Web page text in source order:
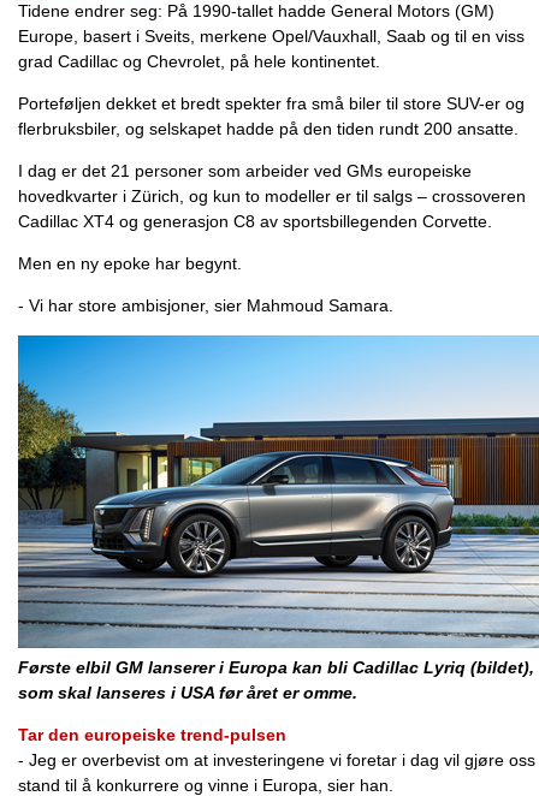
Tidene endrer seg: På 1990-tallet hadde General Motors (GM)
Europe, basert i Sveits, merkene Opel/Vauxhall, Saab og til en viss
grad Cadillac og Chevrolet, på hele kontinentet.
Porteføljen dekket et bredt spekter fra små biler til store SUV-er og
flerbruksbiler, og selskapet hadde på den tiden rundt 200 ansatte.
I dag er det 21 personer som arbeider ved GMs europeiske
hovedkvarter i Zürich, og kun to modeller er til salgs – crossoveren
Cadillac XT4 og generasjon C8 av sportsbillegenden Corvette.
Men en ny epoke har begynt.
- Vi har store ambisjoner, sier Mahmoud Samara.
Første elbil GM lanserer i Europa kan bli Cadillac Lyriq (bildet),
som skal lanseres i USA før året er omme.
Tar den europeiske trend-pulsen
- Jeg er overbevist om at investeringene vi foretar i dag vil gjøre oss
stand til å konkurrere og vinne i Europa, sier han.